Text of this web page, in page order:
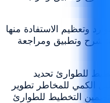
وتعظيم الاستفادة منها
شرح وتطبيق ومراجعة
والتخطيط للطوارئ تحديد
الكمي للمخاطر تطوير
تضمين التخطيط للطوارئ